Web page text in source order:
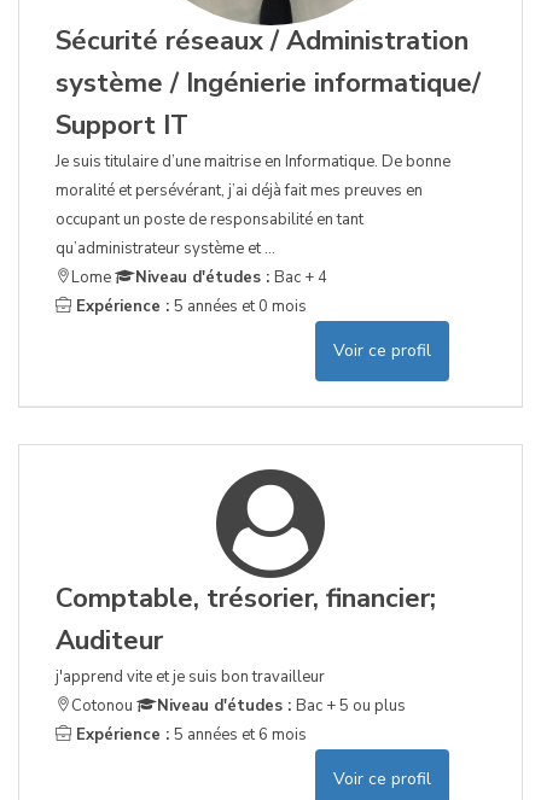
Sécurité réseaux / Administration
système / Ingénierie informatique/
Support IT
Je suis titulaire d’une maitrise en Informatique. De bonne
moralité et persévérant, j’ai déjà fait mes preuves en
occupant un poste de responsabilité en tant
qu’administrateur système et ...
Lome
Niveau d'études : Bac + 4
Expérience : 5 années et 0 mois
Voir ce profil
Comptable, trésorier, financier;
Auditeur
j'apprend vite et je suis bon travailleur
Cotonou
Niveau d'études : Bac + 5 ou plus
Expérience : 5 années et 6 mois
Voir ce profil